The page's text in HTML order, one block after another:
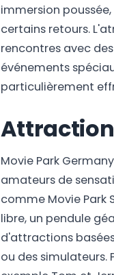
immersion poussée,
certains retours.
rencontres avec
événements
particulièrement
Movie Park
amateurs de
comme Movie Park
libre, un pendule
d'attractions
ou des simulateurs.